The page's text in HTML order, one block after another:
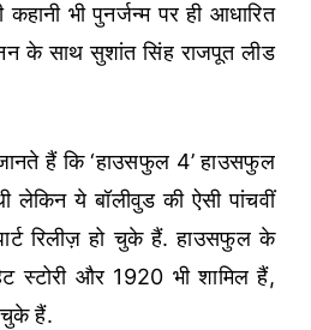
भी पुनर्जन्म पर ही आधारित
के साथ सुशांत सिंह राजपूत लीड
हैं कि ‘हाउसफुल 4’ हाउसफुल
लेकिन ये बॉलीवुड की ऐसी पांचवीं
रिलीज़ हो चुके हैं. हाउसफुल के
स्टोरी और 1920 भी शामिल हैं,
चुके हैं.